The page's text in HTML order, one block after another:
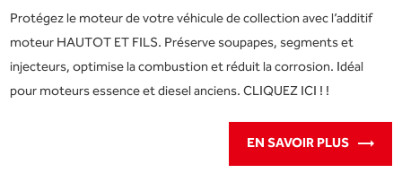
Protégez le moteur de votre véhicule de collection avec l’additif
moteur HAUTOT ET FILS. Préserve soupapes, segments et
injecteurs, optimise la combustion et réduit la corrosion. Idéal
pour moteurs essence et diesel anciens. CLIQUEZ ICI ! !
EN SAVOIR PLUS